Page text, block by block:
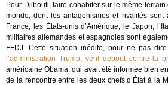
Pour Djibouti, faire cohabiter sur le même
monde, dont les antagonismes et rivalités
France, les États-unis d’Amérique, le Japon,
militaires allemandes et espagnoles sont
FFDJ. Cette situation inédite, pour ne pas
l’administration Trump, vent debout contre la
américaine Obama, qui avait été informée bien
de la rencontre entre les deux chefs d’État à la